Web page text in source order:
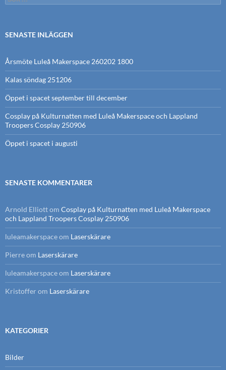
efter:
SENASTE INLÄGGEN
Årsmöte Luleå Makerspace 260202 1800
Kalas söndag 251206
Öppet i spacet september till december
Cosplay på Kulturnatten med Luleå Makerspace och Lappland
Troopers Cosplay 250906
Öppet i spacet i augusti
SENASTE KOMMENTARER
Arnold Elliottom Cosplay på Kulturnatten med Luleå Makerspace
och Lappland Troopers Cosplay 250906
luleamakerspaceom Laserskärare
Pierreom Laserskärare
luleamakerspaceom Laserskärare
Kristoffer om Laserskärare
KATEGORIER
Bilder